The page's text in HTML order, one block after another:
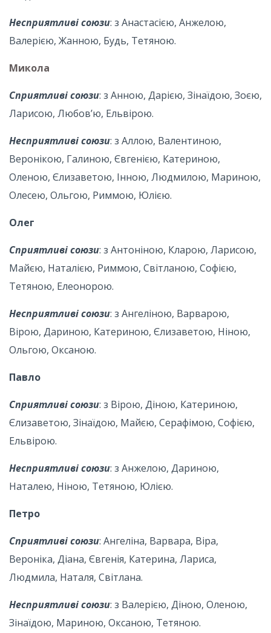
Несприятливі союзи: з Анастасією, Анжелою,
Валерією, Жанною, Будь, Тетяною.
Микола
Сприятливі союзи: з Анною, Дарією, Зінаїдою, Зоєю,
Ларисою, Любов’ю, Ельвірою.
Несприятливі союзи: з Аллою, Валентиною,
Веронікою, Галиною, Євгенією, Катериною,
Оленою, Єлизаветою, Інною, Людмилою, Мариною,
Олесею, Ольгою, Риммою, Юлією.
Олег
Сприятливі союзи: з Антоніною, Кларою, Ларисою,
Майєю, Наталією, Риммою, Світланою, Софією,
Тетяною, Елеонорою.
Несприятливі союзи: з Ангеліною, Варварою,
Вірою, Дариною, Катериною, Єлизаветою, Ніною,
Ольгою, Оксаною.
Павло
Сприятливі союзи: з Вірою, Діною, Катериною,
Єлизаветою, Зінаїдою, Майєю, Серафімою, Софією,
Ельвірою.
Несприятливі союзи: з Анжелою, Дариною,
Наталею, Ніною, Тетяною, Юлією.
Петро
Сприятливі союзи: Ангеліна, Варвара, Віра,
Вероніка, Діана, Євгенія, Катерина, Лариса,
Людмила, Наталя, Світлана.
Несприятливі союзи: з Валерією, Діною, Оленою,
Зінаїдою, Мариною, Оксаною, Тетяною.